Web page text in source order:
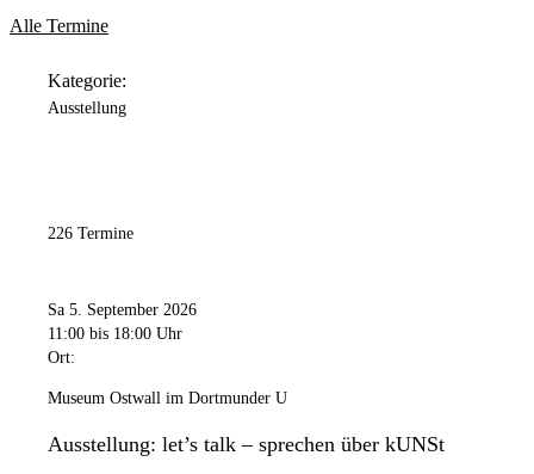
Geschlossen
11:00 Uhr
Mittwoch
Freitag
11:00 Uhrbis18:00 Uhr
Sonntag
11:00 Uhr bis 18:00 Uhr
Das Dortmunder U ist an folgenden Tagen geschlossen: 24.
Alle Termine
Kategorie:
Ausstellung
226 Termine
Sa 5. September 2026
11:00 bis 18:00 Uhr
Ort:
Museum Ostwall im Dortmunder U
Ausstellung: let’s talk – sprechen über kUNSt